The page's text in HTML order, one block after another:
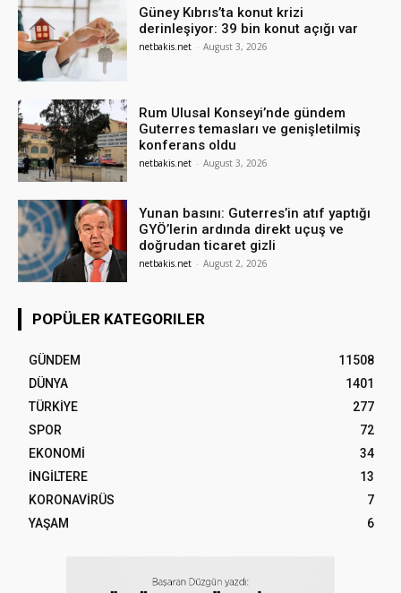
Güney Kıbrıs’ta konut krizi
derinleşiyor: 39 bin konut açığı var
netbakis.net - August 3, 2026
Rum Ulusal Konseyi’nde gündem
Guterres temasları ve genişletilmiş
konferans oldu
netbakis.net - August 3, 2026
Yunan basını: Guterres’in atıf yaptığı
GYÖ’lerin ardında direkt uçuş ve
doğrudan ticaret gizli
netbakis.net - August 2, 2026
POPÜLER KATEGORILER
GÜNDEM
11508
DÜNYA
1401
TÜRKİYE
277
SPOR
72
EKONOMİ
34
İNGİLTERE
13
KORONAVİRÜS
7
YAŞAM
6